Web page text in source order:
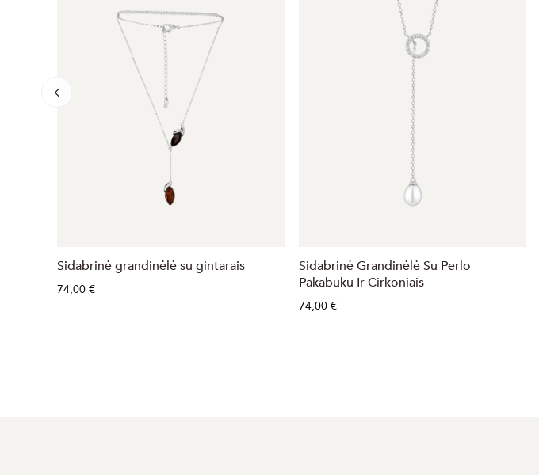
Sidabrinė grandinėlė su gintarais
74,00 €
Sidabrinė Grandinėlė Su Perlo
Pakabuku Ir Cirkoniais
74,00 €